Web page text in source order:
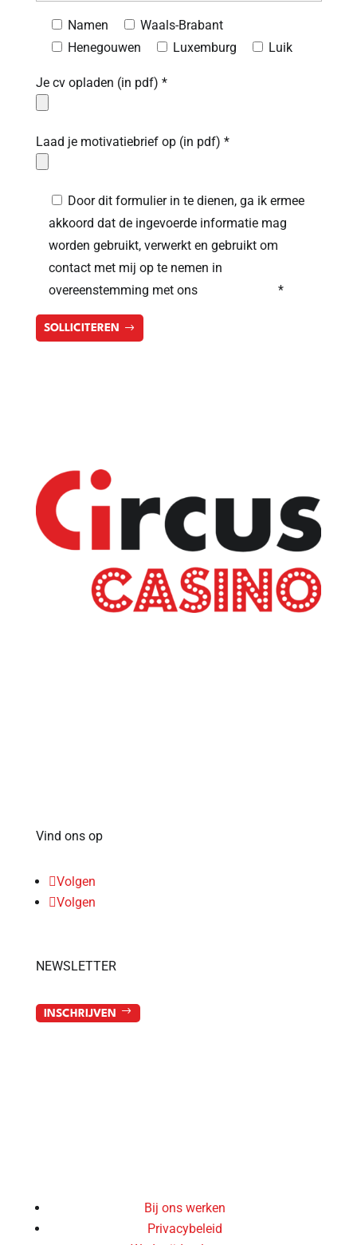
Namen
Waals-Brabant
Henegouwen
Luxemburg Luik
Je cv opladen (in pdf) *
Laad je motivatiebrief op (in pdf) *
Door dit formulier in te dienen, ga ik ermee
akkoord dat de ingevoerde informatie mag
worden gebruikt, verwerkt en gebruikt om
contact met mij op te nemen in
overeenstemming met ons
*
SOLLICITEREN
Vind ons op
Volgen
Volgen
NEWSLETTER
INSCHRIJVEN
Bij ons werken
Privacybeleid